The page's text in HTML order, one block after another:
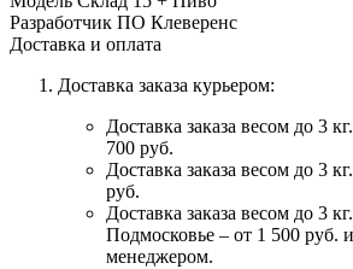
Разработчик ПО Клеверенс
Доставка и оплата
Доставка заказа курьером:
Доставка заказа весом до 3
700 руб.
Доставка заказа весом до 3
руб.
Доставка заказа весом до 3
Подмосковье – от 1 500 руб.
менеджером.